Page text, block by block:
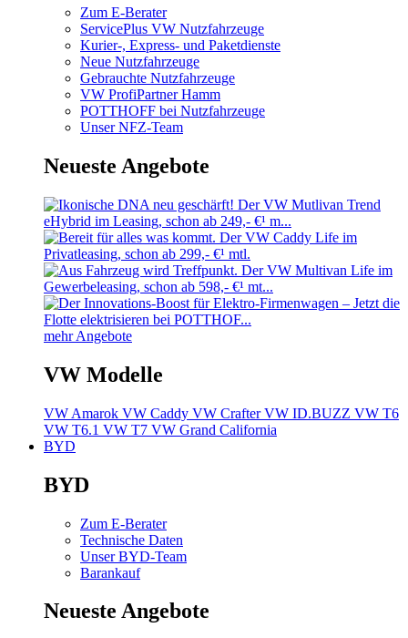
Zum E-Berater
ServicePlus VW Nutzfahrzeuge
Kurier-, Express- und Paketdienste
Neue Nutzfahrzeuge
Gebrauchte Nutzfahrzeuge
VW ProfiPartner Hamm
POTTHOFF bei Nutzfahrzeuge
Unser NFZ-Team
Neueste Angebote
mehr Angebote
VW Modelle
VW Amarok VW Caddy VW CrafterVW ID.BUZZ VW T6
VW T6.1 VW T7 VW Grand California
BYD
BYD
Zum E-Berater
Technische Daten
Unser BYD-Team
Barankauf
Neueste Angebote